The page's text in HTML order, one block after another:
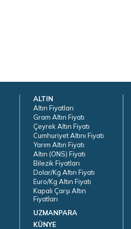
ALTIN
Altın Fiyatları
Gram Altın Fiyatı
Çeyrek Altın Fiyatı
Cumhuriyet Altını Fiyatı
Yarım Altın Fiyatı
Altın (ONS) Fiyatı
Bilezik Fiyatları
Dolar/Kg Altın Fiyatı
Euro/Kg Altın Fiyatı
Kapalı Çarşı Altın
Fiyatları
UZMANPARA
KÜNYE